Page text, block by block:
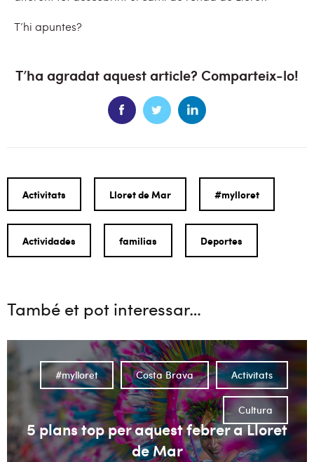
T’hi apuntes?
T’ha agradat aquest article? Comparteix-lo!
Activitats Lloret de Mar #mylloret
Actividades familias Deportes
També et pot interessar…
5 plans top per aquest febrer a Lloret
de Mar
Activitats
Costa Brava
#mylloret
Cultura